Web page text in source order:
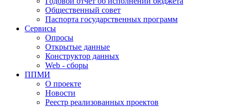
Общественный совет
Паспорта государственных программ
Сервисы
Опросы
Открытые данные
Конструктор данных
Web - сборы
ППМИ
О проекте
Новости
Реестр реализованных проектов